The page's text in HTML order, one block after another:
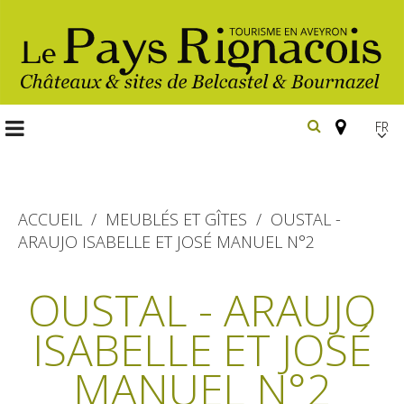
FR
incontournables
Belcastel, village et château
Bournazel, village et château
Randonnée
pédestre
En vélo, à vtt
Gîtes et locations
ACCUEIL MEUBLÉS ET GÎTES
OUSTAL -
ARAUJO ISABELLE ET JOSÉ MANUEL N°2
OUSTAL - ARAUJO
ISABELLE ET JOSÉ
MANUEL N°2